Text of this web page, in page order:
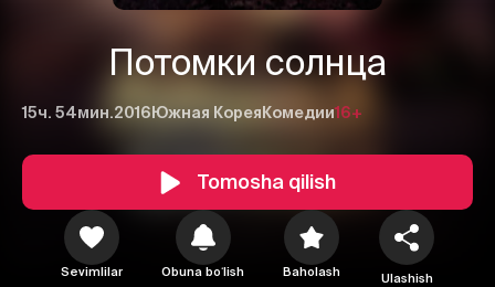
Потомки солнца
15ч. 54мин.2016 Южная Корея Комедии16+
Tomosha qilish
Sevimlilar Obuna boʻlish Baholash Ulashish